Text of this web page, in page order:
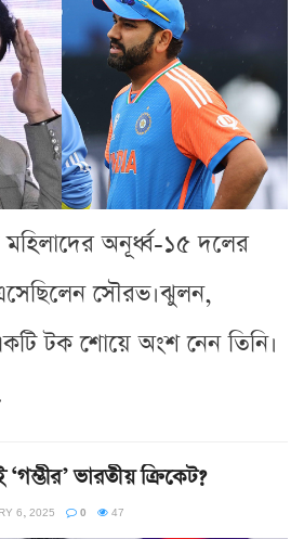
অনূর্ধ্ব-১৫ দলের
এসেছিলেন সৌরভ।ঝুলন,
টক শোয়ে অংশ নেন তিনি।
ভারতীয় ক্রিকেট?
6, 2025 0 47